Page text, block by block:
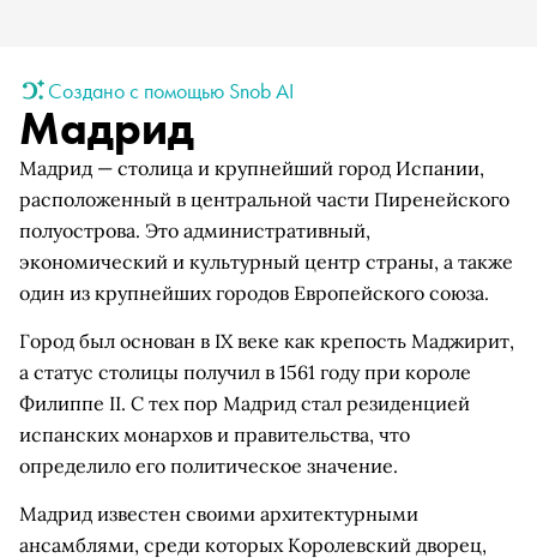
Создано с помощью Snob AI
Мадрид
Мадрид — столица и крупнейший город Испании,
расположенный в центральной части Пиренейского
полуострова. Это административный,
экономический и культурный центр страны, а также
один из крупнейших городов Европейского союза.
Город был основан в IX веке как крепость Маджирит,
а статус столицы получил в 1561 году при короле
Филиппе II. С тех пор Мадрид стал резиденцией
испанских монархов и правительства, что
определило его политическое значение.
Мадрид известен своими архитектурными
ансамблями, среди которых Королевский дворец,